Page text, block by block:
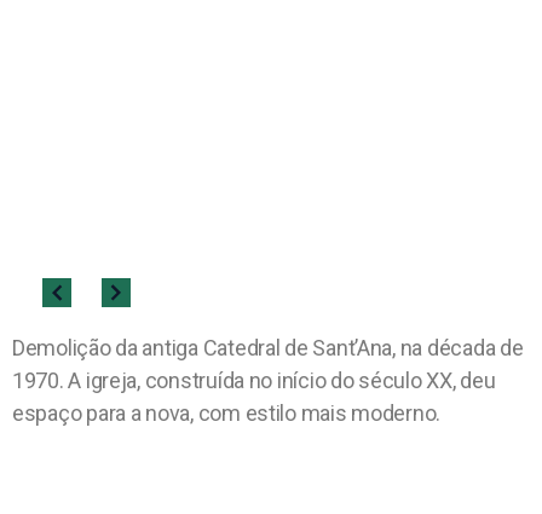
Demolição da antiga Catedral de Sant’Ana, na década de
1970. A igreja, construída no início do século XX, deu
espaço para a nova, com estilo mais moderno.